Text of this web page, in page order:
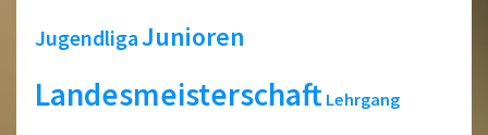
JugendligaJunioren
Landesmeisterschaft Lehrgang